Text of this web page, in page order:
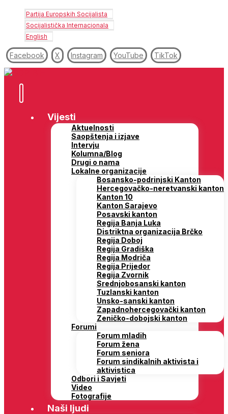
Partija Europskih Socijalista
Socijalistička Internacionala
English
Facebook X Instagram YouTube TikTok
Vijesti
Aktuelnosti
Saopštenja i izjave
Intervju
Kolumna/Blog
Drugi o nama
Lokalne organizacije
Bosansko-podrinjski Kanton
Hercegovačko-neretvanski kanton
Kanton 10
Kanton Sarajevo
Posavski kanton
Regija Banja Luka
Distriktna organizacija Brčko
Regija Doboj
Regija Gradiška
Regija Modriča
Regija Prijedor
Regija Zvornik
Srednjobosanski kanton
Tuzlanski kanton
Unsko-sanski kanton
Zapadnohercegovački kanton
Zeničko-dobojski kanton
Forumi
Forum mladih
Forum žena
Forum seniora
Forum sindikalnih aktivista i
aktivistica
Odbori i Savjeti
Video
Fotografije
Naši ljudi